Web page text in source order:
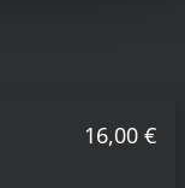
16,00 €